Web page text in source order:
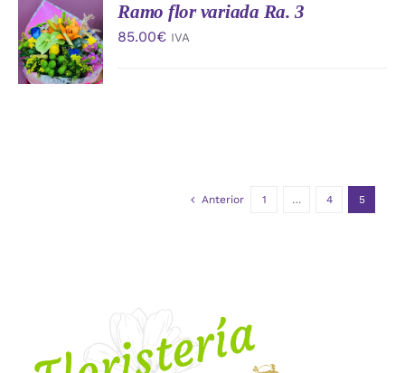
AÑADIR
AL
CARRITO
/
DETALLES
Ramo flor variada Ra. 3
85.00€ IVA
Anterior 1 … 4 5